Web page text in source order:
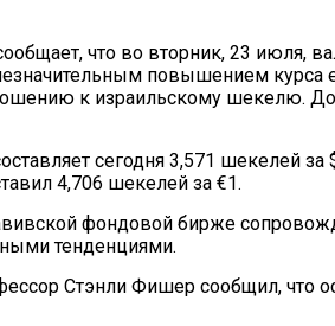
что во вторник, 23 июля,
повышением курса
к израильскому шекелю.
сегодня 3,571 шекелей за
4,706 шекелей за €1.
фондовой бирже
тенденциями.
Стэнли Фишер сообщил, что